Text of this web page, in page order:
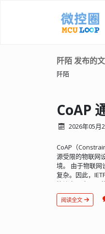
阡陌 发布的
阡陌
CoAP
2026年05月
CoAP（
源受限的物联网
境。 由于物联网
复杂。因此，
协议有两个不同
基于请求/响应消
UDP 交换消息。
阅读全文